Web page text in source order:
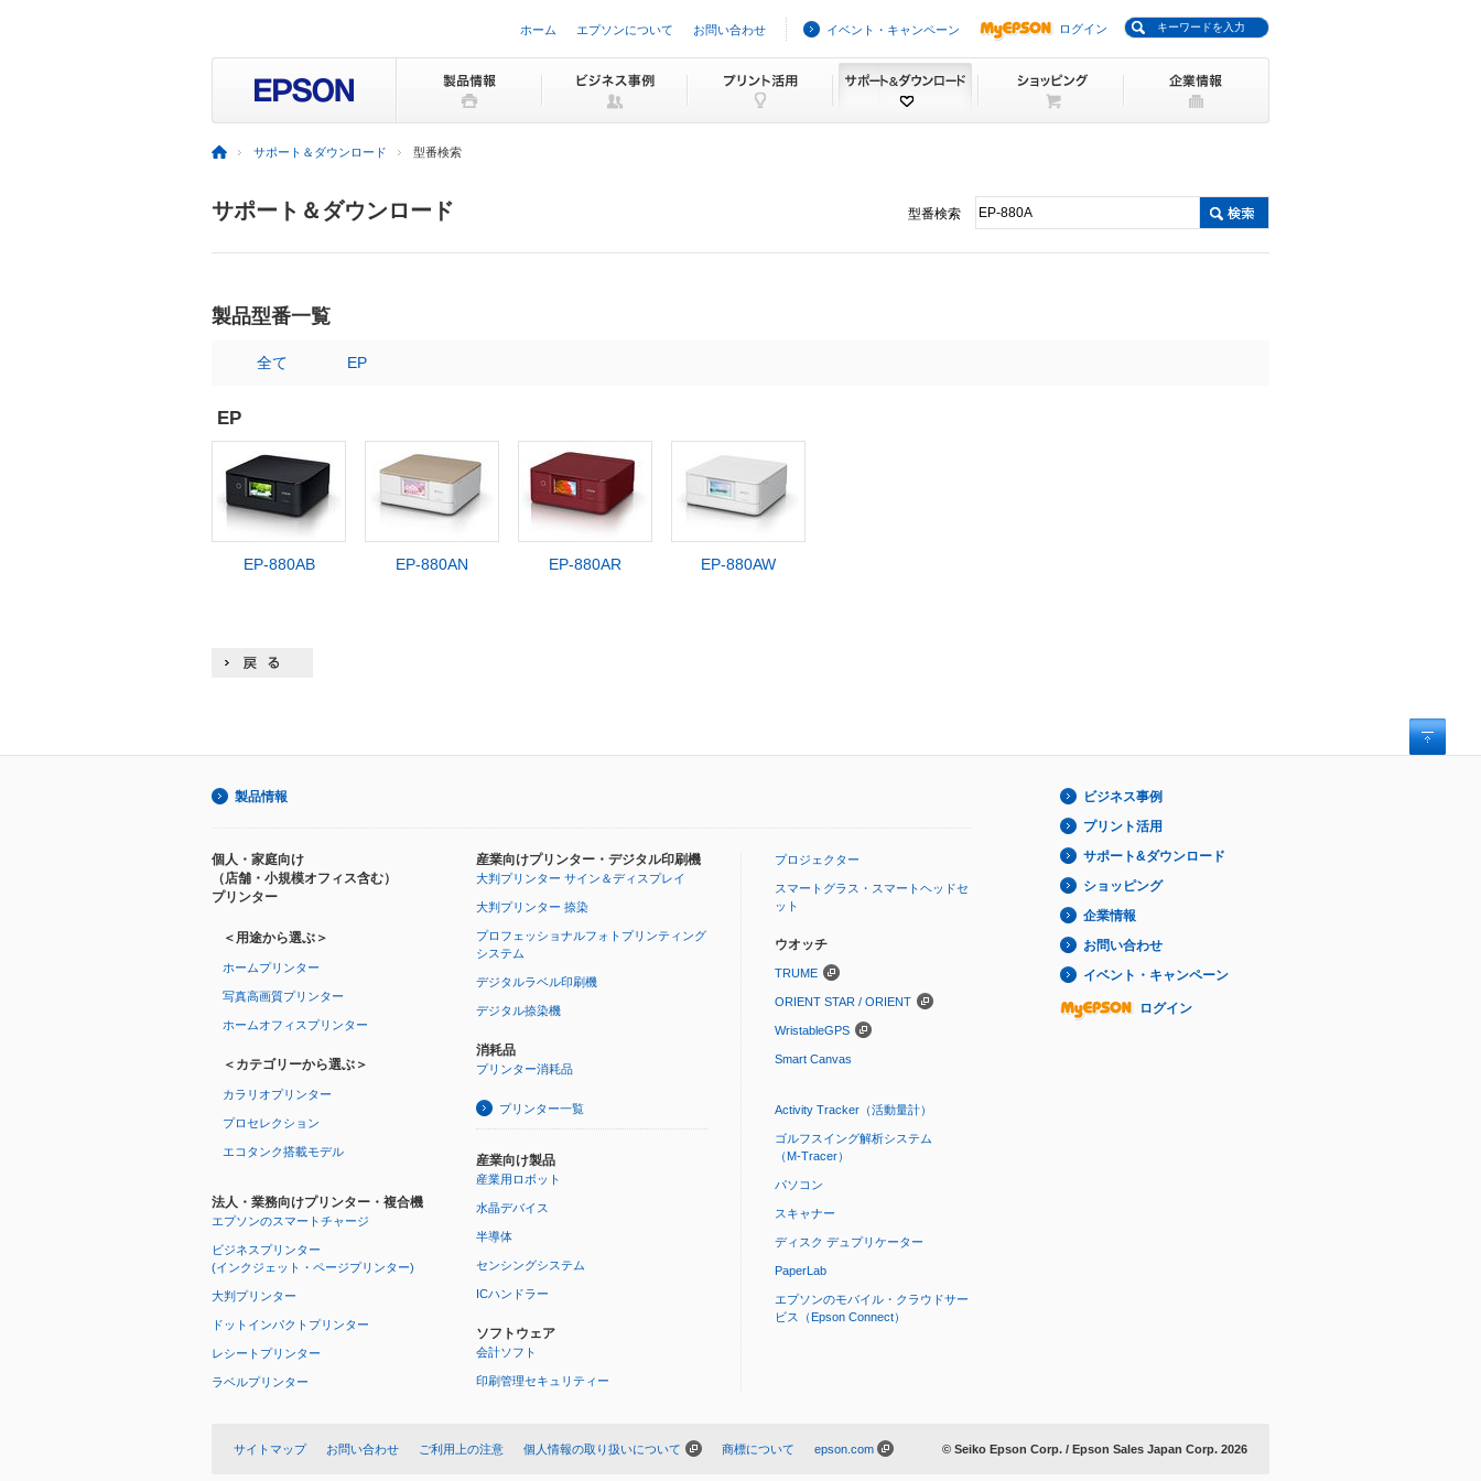
ホーム エプソンについて お問い合わせ イベント・キャンペーン ログイン キーワードを入力
サポート＆ダウンロード 型番検索
サポート＆ダウンロード 型番検索
製品型番一覧
全て EP
EP
EP-880AB EP-880AN EP-880AR EP-880AW
製品情報
個人・家庭向け
（店舗・小規模オフィス含む）
プリンター
＜用途から選ぶ＞
ホームプリンター
写真高画質プリンター
ホームオフィスプリンター
＜カテゴリーから選ぶ＞
カラリオプリンター
プロセレクション
エコタンク搭載モデル
法人・業務向けプリンター・複合機
エプソンのスマートチャージ
ビジネスプリンター
(インクジェット・ページプリンター)
大判プリンター
ドットインパクトプリンター
レシートプリンター
ラベルプリンター
産業向けプリンター・デジタル印刷機
大判プリンター サイン＆ディスプレイ
大判プリンター 捺染
プロフェッショナルフォトプリンティング
システム
デジタルラベル印刷機
デジタル捺染機
消耗品
プリンター消耗品
プリンター一覧
産業向け製品
産業用ロボット
水晶デバイス
半導体
センシングシステム
ICハンドラー
ソフトウェア
会計ソフト
印刷管理セキュリティー
プロジェクター
スマートグラス・スマートヘッドセ
ット
ウオッチ
TRUME
ORIENT STAR / ORIENT
WristableGPS
Smart Canvas
Activity Tracker（活動量計）
ゴルフスイング解析システム
（M-Tracer）
パソコン
スキャナー
ディスク デュプリケーター
PaperLab
エプソンのモバイル・クラウドサー
ビス（Epson Connect）
ビジネス事例
プリント活用
サポート&ダウンロード
ショッピング
企業情報
お問い合わせ
イベント・キャンペーン
ログイン
サイトマップ お問い合わせ ご利用上の注意 個人情報の取り扱いについて 商標について epson.com © Seiko Epson Corp. / Epson Sales Japan Corp. 2026